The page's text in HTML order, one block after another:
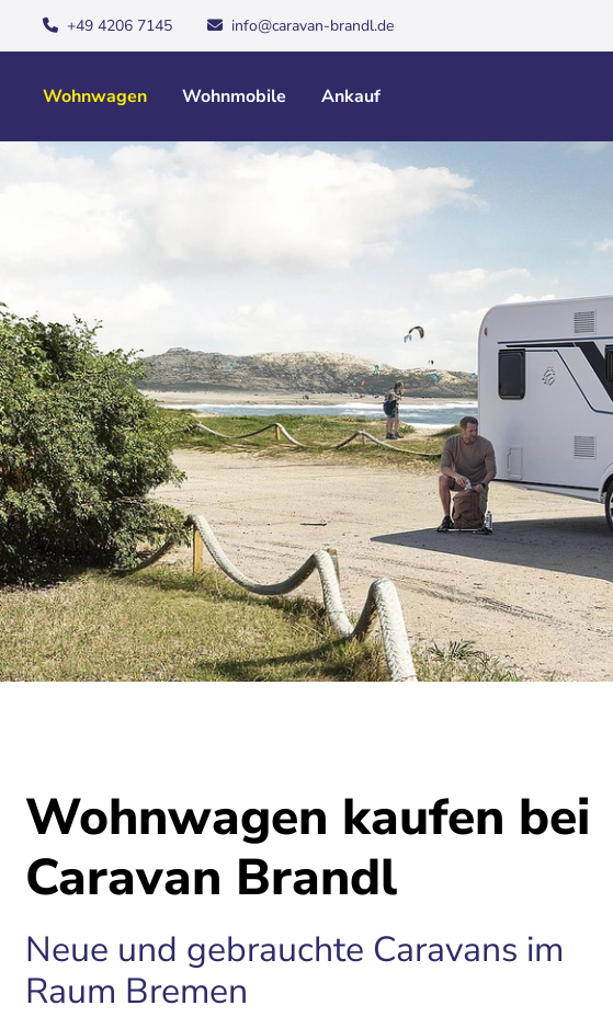
+49 4206 7145 info@caravan-brandl.de
Wohnwagen Wohnmobile Ankauf
Wohnwagen kaufen bei
Caravan Brandl
Neue und gebrauchte Caravans im
Raum Bremen